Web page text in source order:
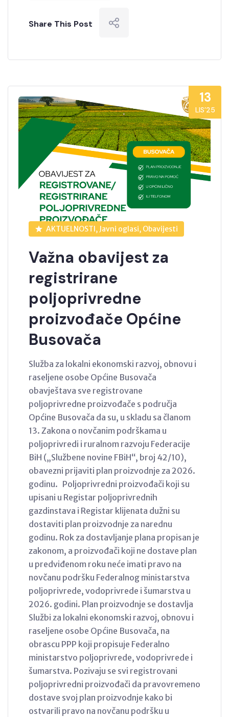
Share This Post
13
LIS’25
AKTUELNOSTI, Javni oglasi, Obavijesti
Važna obavijest za
registrirane
poljoprivredne
proizvođače Općine
Busovača
Služba za lokalni ekonomski razvoj, obnovu i
raseljene osobe Općine Busovača
obavještava sve registrovane
poljoprivredne proizvođače s područja
Općine Busovača da su, u skladu sa članom
13. Zakona o novčanim podrškama u
poljoprivredi i ruralnom razvoju Federacije
BiH („Službene novine FBiH“, broj 42/10),
obavezni prijaviti plan proizvodnje za 2026.
godinu. Poljoprivredni proizvođači koji su
upisani u Registar poljoprivrednih
gazdinstava i Registar klijenata dužni su
dostaviti plan proizvodnje za narednu
godinu. Rok za dostavljanje plana propisan je
zakonom, a proizvođači koji ne dostave plan
u predviđenom roku neće imati pravo na
novčanu podršku Federalnog ministarstva
poljoprivrede, vodoprivrede i šumarstva u
2026. godini. Plan proizvodnje se dostavlja
Službi za lokalni ekonomski razvoj, obnovu i
raseljene osobe Općine Busovača, na
obrascu PPP koji propisuje Federalno
ministarstvo poljoprivrede, vodoprivrede i
šumarstva. Pozivaju se svi registrovani
poljoprivredni proizvođači da pravovremeno
dostave svoj plan proizvodnje kako bi
ostvarili pravo na novčanu podršku u